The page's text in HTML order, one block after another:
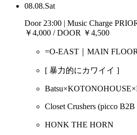
08.08.Sat
Door 23:00 | Music Charge
￥4,000 / DOOR ￥4,500
=O-EAST｜MAIN
[ 暴力的にカワイイ ]
Closet Crushers (picco
HONK THE HORN